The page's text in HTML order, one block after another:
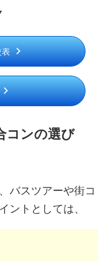
表
コンの選び
バスツアーや街コ
ントとしては、